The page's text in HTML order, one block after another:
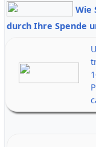
Wie
durch Ihre Spende